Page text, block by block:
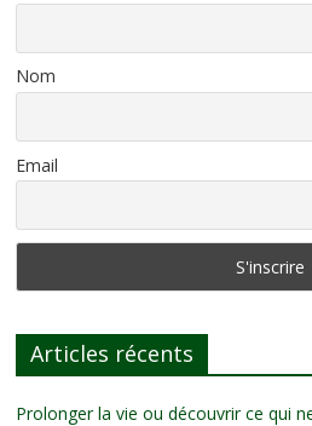
Nom
Email
Articles récents
Prolonger la vie ou découvrir ce qui